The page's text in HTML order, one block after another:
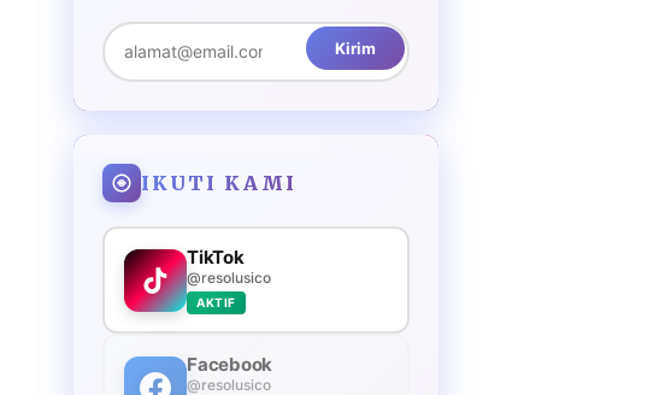
Kirim
IKUTI KAMI
TikTok
@resolusico
AKTIF
Facebook
@resolusico